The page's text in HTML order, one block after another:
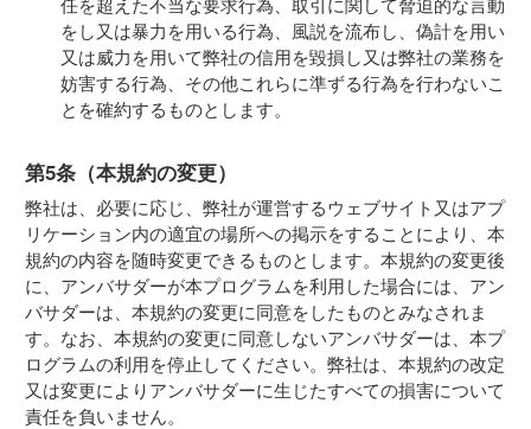
をし又は暴力を用いる行為、風説を流布し、偽計を用い
又は威力を用いて弊社の信用を毀損し又は弊社の業務を
妨害する行為、その他これらに準ずる行為を行わないこ
とを確約するものとします。
第5条（本規約の変更）
弊社は、必要に応じ、弊社が運営するウェブサイト又はアプ
リケーション内の適宜の場所への掲示をすることにより、本
規約の内容を随時変更できるものとします。本規約の変更後
に、アンバサダーが本プログラムを利用した場合には、アン
バサダーは、本規約の変更に同意をしたものとみなされま
す。なお、本規約の変更に同意しないアンバサダーは、本プ
ログラムの利用を停止してください。弊社は、本規約の改定
又は変更によりアンバサダーに生じたすべての損害について
責任を負いません。